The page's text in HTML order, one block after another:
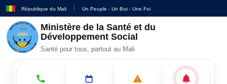
République du Mali Un Peuple - Un But - Une Foi
Ministère de la Santé et du
Développement Social
Santé pour tous, partout au Mali